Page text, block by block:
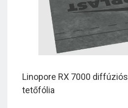
Linopore RX 7000 diffúziós
tetőfólia